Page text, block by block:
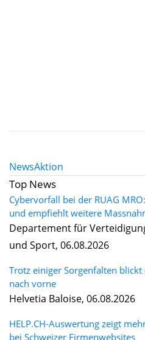
NewsAktion
Top News
Cybervorfall bei der RUAG
und empfiehlt weitere
Departement für
und Sport, 06.08.2026
Trotz einiger Sorgenfalten
nach vorne
Helvetia Baloise, 06.08.2026
HELP.CH-Auswertung zeigt
bei Schweizer Firmenwebsites